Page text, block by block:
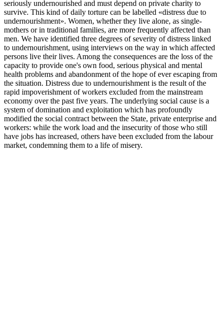
seriously undernourished and must depend on private charity to
survive. This kind of daily torture can be labelled «distress due to
undernourishment». Women, whether they live alone, as single-
mothers or in traditional families, are more frequently affected than
men. We have identified three degrees of severity of distress linked
to undernourishment, using interviews on the way in which affected
persons live their lives. Among the consequences are the loss of the
capacity to provide one's own food, serious physical and mental
health problems and abandonment of the hope of ever escaping from
the situation. Distress due to undernourishment is the result of the
rapid impoverishment of workers excluded from the mainstream
economy over the past five years. The underlying social cause is a
system of domination and exploitation which has profoundly
modified the social contract between the State, private enterprise and
workers: while the work load and the insecurity of those who still
have jobs has increased, others have been excluded from the labour
market, condemning them to a life of misery.